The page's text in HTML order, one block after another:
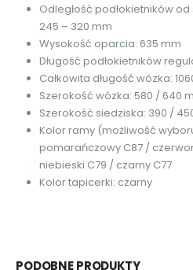
Odległość podłokietników
245 – 320 mm
Wysokość oparcia: 635 mm
Długość podłokietników
Całkowita długość wózka:
Szerokość wózka: 580 / 640
Szerokość siedziska: 390 /
Kolor ramy (możliwość
pomarańczowy C87 /
niebieski C79 / czarny C77
Kolor tapicerki: czarny
PODOBNE PRODUKTY